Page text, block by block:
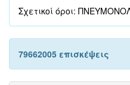
Σχετικοί όροι:
79662005 επισκέψεις